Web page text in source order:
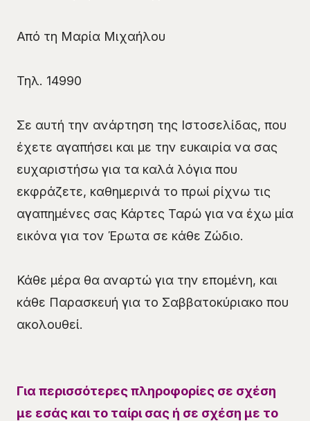
Από τη Μαρία Μιχαήλου
Τηλ. 14990
Σε αυτή την ανάρτηση της Ιστοσελίδας, που
έχετε αγαπήσει και με την ευκαιρία να σας
ευχαριστήσω για τα καλά λόγια που
εκφράζετε, καθημερινά το πρωί ρίχνω τις
αγαπημένες σας Κάρτες Ταρώ για να έχω μία
εικόνα για τον Έρωτα σε κάθε Ζώδιο.
Κάθε μέρα θα αναρτώ για την επομένη, και
κάθε Παρασκευή για το Σαββατοκύριακο που
ακολουθεί.
Για περισσότερες πληροφορίες σε σχέση
με εσάς και το ταίρι σας ή σε σχέση με το